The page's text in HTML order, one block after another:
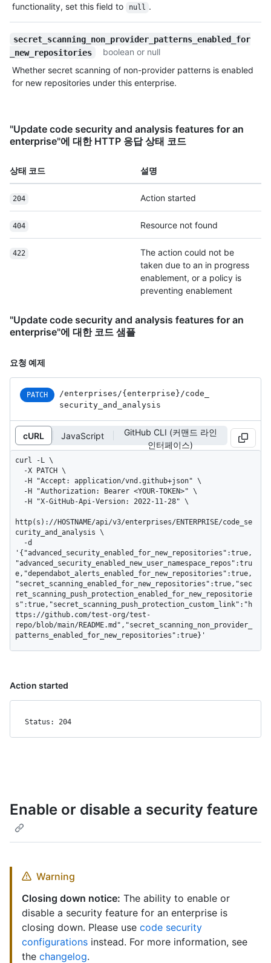
functionality, set this field to null .
secret_scanning_non_provider_patterns_enabled_for
_new_repositories
boolean or null
Whether secret scanning of non-provider patterns is enabled
for new repositories under this enterprise.
"Update code security and analysis features for an
enterprise"에 대한 HTTP 응답 상태 코드
상태 코드 설명
204 Action started
404 Resource not found
422
The action could not be
taken due to an in progress
enablement, or a policy is
preventing enablement
"Update code security and analysis features for an
enterprise"에 대한 코드 샘플
요청 예제
PATCH /enterprises/{enterprise}/code_
security_ and_ analysis
cURL JavaScript
GitHub CLI (커맨드 라인
인터페이스)
curl -L \
http(s)://HOSTNAME/api/v3/enterprises/ENTERPRISE/code_se
curity_and_analysis \
'{"advanced_security_enabled_for_new_repositories":true,
"advanced_security_enabled_new_user_namespace_repos":tru
e,"dependabot_alerts_enabled_for_new_repositories":true,
"secret_scanning_enabled_for_new_repositories":true,"sec
ret_scanning_push_protection_enabled_for_new_repositorie
s":true,"secret_scanning_push_protection_custom_link":"h
ttps://github.com/test-org/test-
repo/blob/main/README.md","secret_scanning_non_provider_
patterns_enabled_for_new_repositories":true}'
Action started
Status: 204
Enable or disable a security feature
Warning
Closing down notice: The ability to enable or
disable a security feature for an enterprise is
closing down. Please use code security
configurations instead. For more information, see
the changelog.